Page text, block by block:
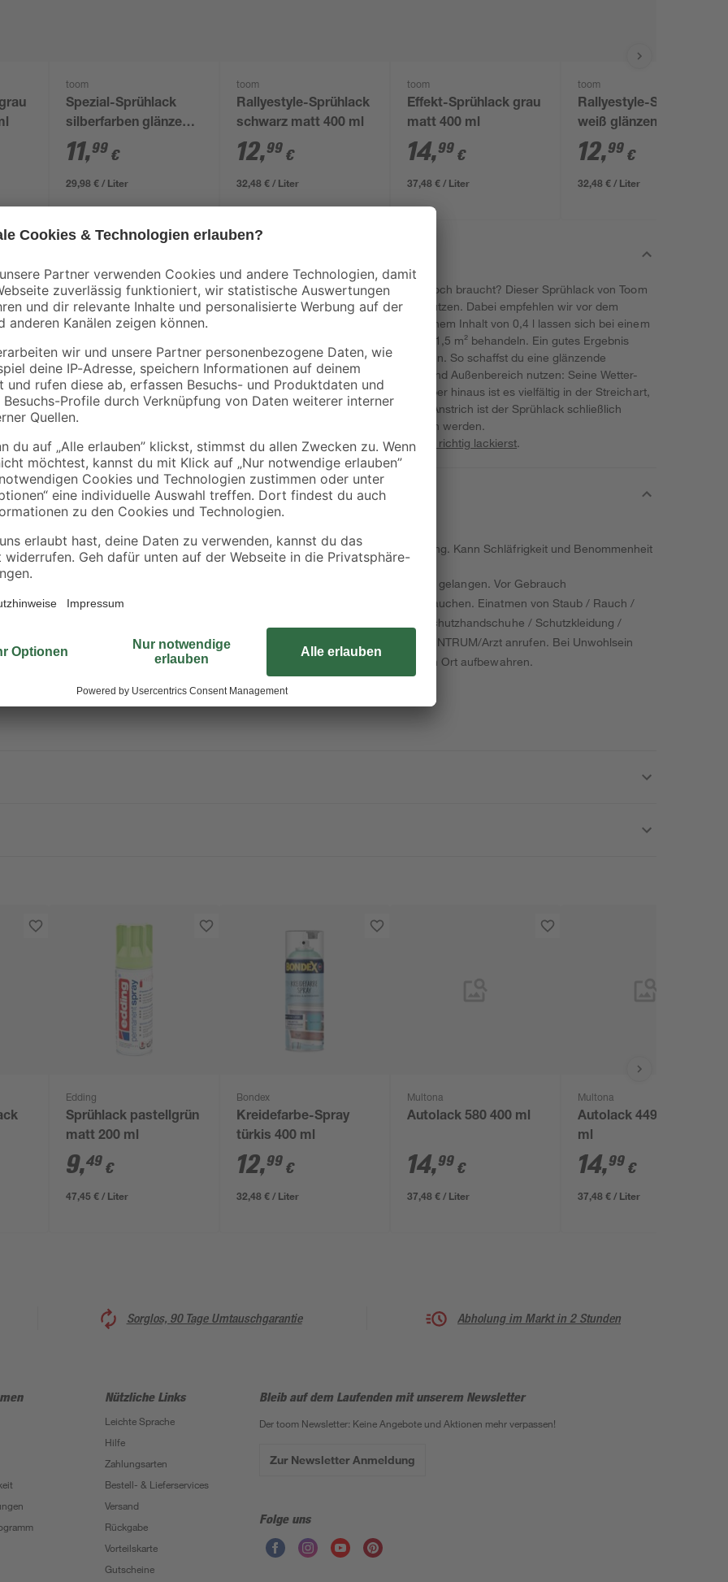
toom
Spezial-Sprühlack
silberfarben glänzend
400 ml
11,99 €
29,98 € / Liter
toom
Rallyestyle-Sprühlack
schwarz matt 400 ml
12,99 €
32,48 € / Liter
toom
Effekt-Sprühlack grau
matt 400 ml
14,99 €
37,48 € / Liter
toom
Rallyestyle-Sprühlack
weiß glänzend 400 ml
12,99 €
32,48 € / Liter
Ist dieser Lack vielleicht das, was dein Projekt noch braucht? Dieser Sprühlack von Toom
lässt sich auf Metall, Blech und Hartkunststoff nutzen. Dabei empfehlen wir vor dem
Auftrag den Gebrauch einer Grundierung. Mit einem Inhalt von 0,4 l lassen sich bei einem
einmaligen Anstrich größere Flächen von bis zu 1,5 m² behandeln. Ein gutes Ergebnis
erzielst du mit dem Anstrichmittel bei 3 Anstrichen. So schaffst du eine glänzende
Oberfläche. Außerdem kannst du es im Innen- und Außenbereich nutzen: Seine Wetter-
und UV-Beständigkeit macht das möglich. Darüber hinaus ist es vielfältig in der Streichart,
da es lösemittelhaltig ist. 30 Minuten nach dem Anstrich ist der Sprühlack schließlich
getrocknet und kann nach 1 Stunde überstrichen werden.
Erfahre mehr darüber, wie du deineBauprojekte richtig lackierst.
steht unter Druck: kann bei Erwärmung bersten. Verursacht schwere Augenreizung. Kann Schläfrigkeit und Benommenheit
oder Kennzeichnungsetikett bereithalten. Darf nicht in die Hände von Kindern gelangen. Vor Gebrauch
Funken, offenen Flammen sowie anderen Zündquellenarten fernhalten. Nicht rauchen. Einatmen von Staub / Rauch /
in gut belüfteten Räumen verwenden. Freisetzung in die Umwelt vermeiden. Schutzhandschuhe / Schutzkleidung /
Mit viel Wasser und Seife waschen. Bei Unwohlsein GIFTINFORMATIONSZENTRUM/Arzt anrufen. Bei Unwohlsein
Mengen aufnehmen. In einem geschlossenen Behälter an einem trockenen Ort aufbewahren.
Edding
Sprühlack pastellgrün
matt 200 ml
9,49 €
47,45 € / Liter
Bondex
Kreidefarbe-Spray
türkis 400 ml
12,99 €
32,48 € / Liter
Multona
Autolack 580 400 ml
14,99 €
37,48 € / Liter
Multona
Autolack 449-6 400
ml
14,99 €
37,48 € / Liter
Sorglos, 90 Tage Umtauschgarantie Abholung im Markt in 2 Stunden
Nützliche Links
Leichte Sprache
Hilfe
Zahlungsarten
Bestell- & Lieferservices
Versand
Rückgabe
Vorteilskarte
Gutscheine
Bleib auf dem Laufenden mit unserem Newsletter
Der toom Newsletter: Keine Angebote und Aktionen mehr verpassen!
Zur Newsletter Anmeldung
Folge uns